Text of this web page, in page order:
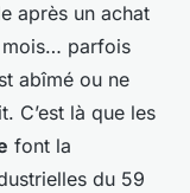
après un achat
mois… parfois
abîmé ou ne
C’est là que les
font la
du 59